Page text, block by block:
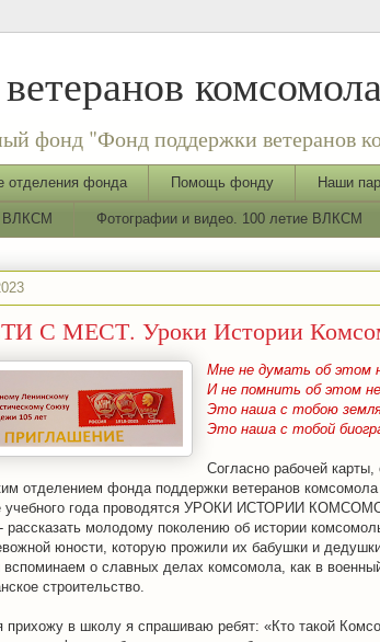
фонд "Фонд поддержки ветеранов
отделения фонда Помощь фонду Наши
ВЛКСМ Фотографии и видео. 100 летие ВЛКСМ
С МЕСТ. Уроки Истории
Мне не думать об этом
И не помнить об этом не
Это наша с тобою
Это наша с тобой
Согласно рабочей карты,
отделением фонда поддержки ветеранов
учебного года проводятся УРОКИ ИСТОРИИ
рассказать молодому поколению об истории
юности, которую прожили их бабушки и
о славных делах комсомола, как в
строительство.
прихожу в школу я спрашиваю ребят: «Кто такой